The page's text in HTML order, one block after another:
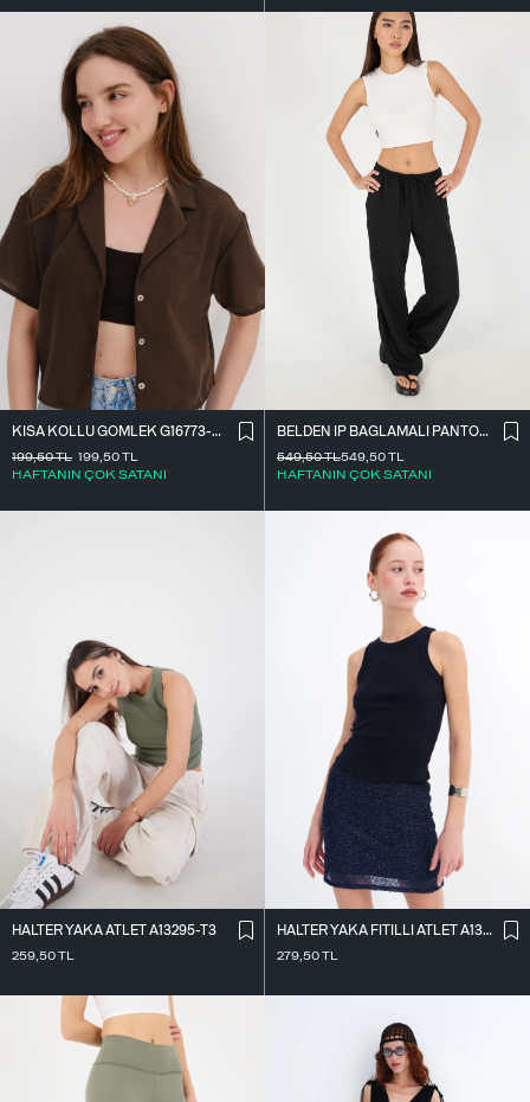
KISA KOLLU GÖMLEK G16773-Z8
199,50TL
HAFTANIN ÇOK SATANI
199,50TL
BELDEN İ̇P BAĞLAMALI PANTOLON PN16372-İ6
549,50TL
HAFTANIN ÇOK SATANI
549,50TL
HALTER YAKA ATLET A13295-T3
259,50TL
HALTER YAKA FITILLI ATLET A13294-L7
279,50TL